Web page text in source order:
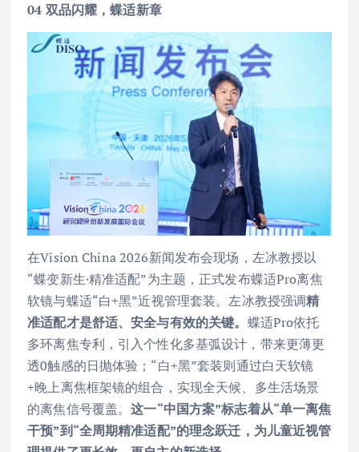
04 双品闪耀，蝶适新章
在Vision China 2026新闻发布会现场，左冰教授以
“蝶变新生·精准适配”为主题，正式发布蝶适Pro离焦
软镜与蝶适“白+黑”近视管理套装。左冰教授强调精
准适配才是舒适、安全与有效的关键。 蝶适Pro依托
多环离焦专利，引入个性化多基弧设计，带来更薄更
透0触感的日抛体验；“白+黑”套装则通过白天软镜
+晚上离焦框架镜的组合，实现全天候、多生活场景
的离焦信号覆盖。这一“中国方案”标志着从“单一离焦
干预”到“全周期精准适配”的理念跃迁，为儿童近视管